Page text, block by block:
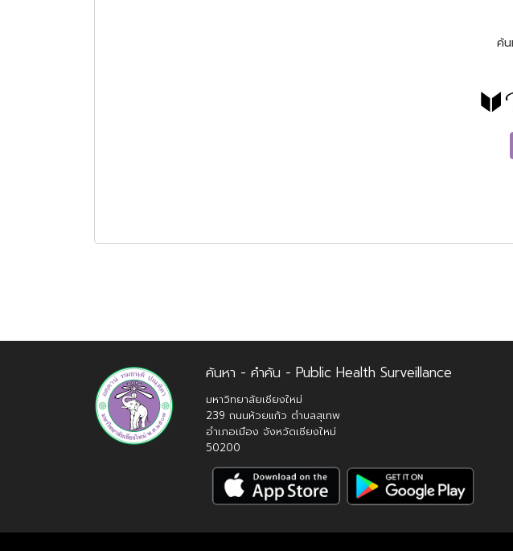
ค้น
ค้นหา - คำค้น - Public Health Surveillance
มหาวิทยาลัยเชียงใหม่
239 ถนนห้วยแก้ว ตำบลสุเทพ
อำเภอเมือง จังหวัดเชียงใหม่
50200